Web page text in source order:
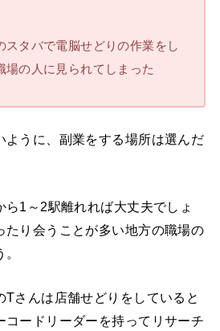
スタバで電脳せどりの作業をし
場の人に見られてしまった
ように、副業をする場所は選んだ
1～2駅離れれば大丈夫でしょ
たり会うことが多い地方の職場の
Tさんは店舗せどりをしていると
コードリーダーを持ってリサーチ